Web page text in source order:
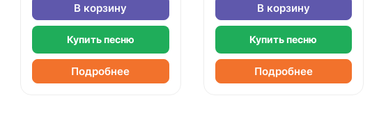
В корзину
Купить песню
Подробнее
В корзину
Купить песню
Подробнее